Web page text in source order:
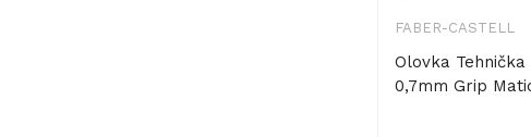
FABER-CASTELL
Olovka Tehnička
0,7mm Grip